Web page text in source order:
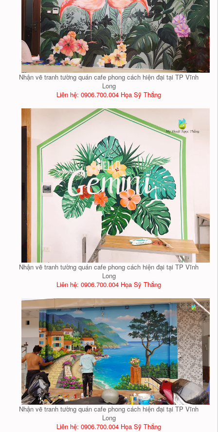
Nhận vẽ tranh tường quán cafe phong cách hiện đại tại TP Vĩnh
Long
Liên hệ: 0906.700.004 Họa Sỹ Thắng
Nhận vẽ tranh tường quán cafe phong cách hiện đại tại TP Vĩnh
Long
Liên hệ: 0906.700.004 Họa Sỹ Thắng
Nhận vẽ tranh tường quán cafe phong cách hiện đại tại TP Vĩnh
Long
Liên hệ: 0906.700.004 Họa Sỹ Thắng